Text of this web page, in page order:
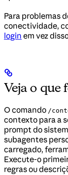
Para problemas
conectividade,
login em vez
Veja o que
O comando /
contexto para a
prompt do
subagentes
carregado,
Execute-o
regras ou